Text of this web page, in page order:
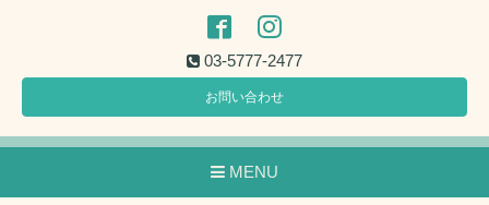
03-5777-2477
お問い合わせ
MENU